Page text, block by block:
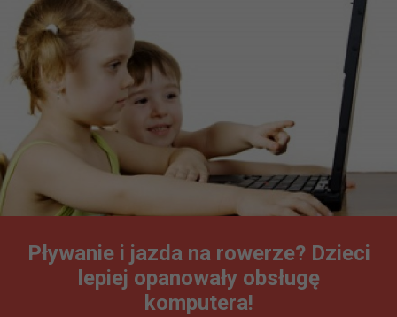
Pływanie i jazda na rowerze? Dzieci
lepiej opanowały obsługę
komputera!